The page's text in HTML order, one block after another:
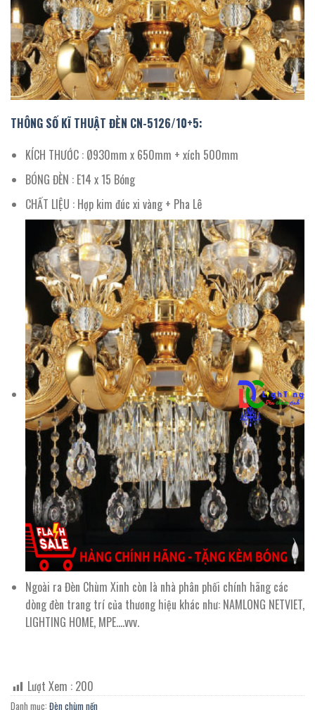
THÔNG SỐ KĨ THUẬT ĐÈN CN-5126/10+5:
KÍCH THƯỚC : Ø930mm x 650mm + xích 500mm
BÓNG ĐÈN : E14 x 15 Bóng
CHẤT LIỆU : Hợp kim đúc xi vàng + Pha Lê
Ngoài ra Đèn Chùm Xinh còn là nhà phân phối chính hãng các
dòng đèn trang trí của thương hiệu khác như: NAMLONG NETVIET,
LIGHTING HOME, MPE….vvv.
Lượt Xem : 200
Danh mục: Đèn chùm nến